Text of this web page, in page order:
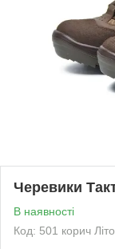
Черевики
В наявності
Код: 501 корич Літо